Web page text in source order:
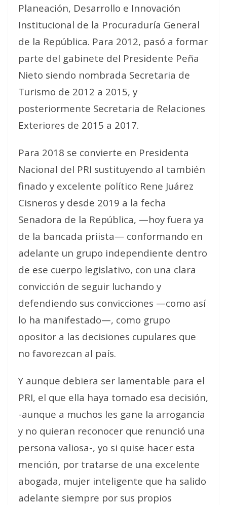
Planeación, Desarrollo e Innovación
Institucional de la Procuraduría General
de la República. Para 2012, pasó a formar
parte del gabinete del Presidente Peña
Nieto siendo nombrada Secretaria de
Turismo de 2012 a 2015, y
posteriormente Secretaria de Relaciones
Exteriores de 2015 a 2017.
Para 2018 se convierte en Presidenta
Nacional del PRI sustituyendo al también
finado y excelente político Rene Juárez
Cisneros y desde 2019 a la fecha
Senadora de la República, —hoy fuera ya
de la bancada priista— conformando en
adelante un grupo independiente dentro
de ese cuerpo legislativo, con una clara
convicción de seguir luchando y
defendiendo sus convicciones —como así
lo ha manifestado—, como grupo
opositor a las decisiones cupulares que
no favorezcan al país.
Y aunque debiera ser lamentable para el
PRI, el que ella haya tomado esa decisión,
-aunque a muchos les gane la arrogancia
y no quieran reconocer que renunció una
persona valiosa-, yo si quise hacer esta
mención, por tratarse de una excelente
abogada, mujer inteligente que ha salido
adelante siempre por sus propios